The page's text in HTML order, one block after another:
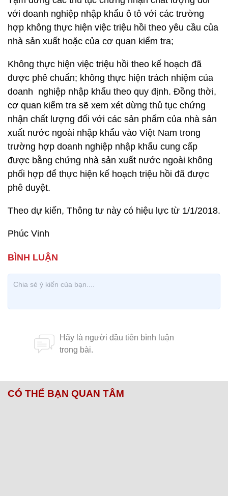
với doanh nghiệp nhập khẩu ô tô với các trường
hợp không thực hiện việc triệu hồi theo yêu cầu của
nhà sản xuất hoặc của cơ quan kiểm tra;
Không thực hiện việc triệu hồi theo kế hoạch đã
được phê chuẩn; không thực hiện trách nhiệm của
doanh nghiệp nhập khẩu theo quy định. Đồng thời,
cơ quan kiểm tra sẽ xem xét dừng thủ tục chứng
nhận chất lượng đối với các sản phẩm của nhà sản
xuất nước ngoài nhập khẩu vào Việt Nam trong
trường hợp doanh nghiệp nhập khẩu cung cấp
được bằng chứng nhà sản xuất nước ngoài không
phối hợp để thực hiện kế hoạch triệu hồi đã được
phê duyệt.
Theo dự kiến, Thông tư này có hiệu lực từ 1/1/2018.
Phúc Vinh
CÓ THỂ BẠN QUAN TÂM